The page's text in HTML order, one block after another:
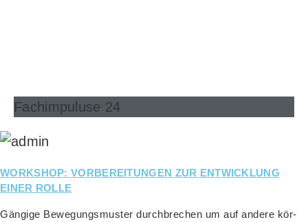
Fachimpuluse 24
WORKSHOP: VORBEREITUNGEN ZUR ENTWICKLUNG
EINER ROLLE
Gän­gi­ge Bewe­gungs­mus­ter durch­bre­chen um auf ande­re kör­